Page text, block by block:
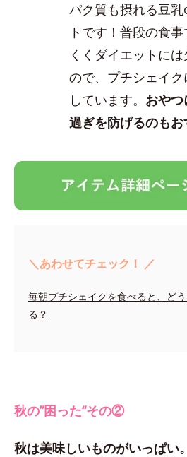
パク質も摂れる豆
トです！普段の食
くくダイエットに
ので、プチシェイ
しています。 おや
過ぎを防げるのもお
＼あわせてチェック！ ／
毎朝プチシェイクを食べると、ど
る？
秋の”困った“その②
秋は美味しいものがいっぱい